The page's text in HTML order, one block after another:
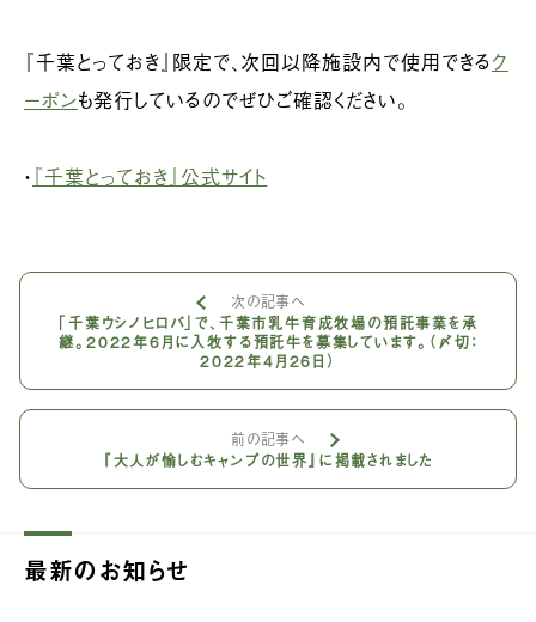
『千葉とっておき』限定で、次回以降施設内で使用できるク
ーポンも発行しているのでぜひご確認ください。
・ 『千葉とっておき』公式サイト
次の記事へ
「千葉ウシノヒロバ」で、千葉市乳牛育成牧場の預託事業を承
継。2022年6月に入牧する預託牛を募集しています。（〆切：
2022年4月26日）
前の記事へ
『大人が愉しむキャンプの世界』に掲載されました
最新のお知らせ